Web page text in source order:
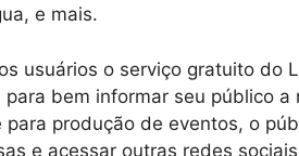
e mais.
usuários o serviço gratuito do
bem informar seu público
para produção de eventos, o
e acessar outras redes